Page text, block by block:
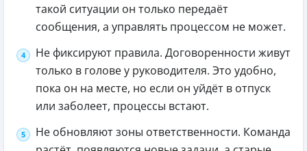
такой ситуации он только передаёт
сообщения, а управлять процессом не может.
Не фиксируют правила. Договоренности живут
только в голове у руководителя. Это удобно,
пока он на месте, но если он уйдёт в отпуск
или заболеет, процессы встают.
Не обновляют зоны ответственности. Команда